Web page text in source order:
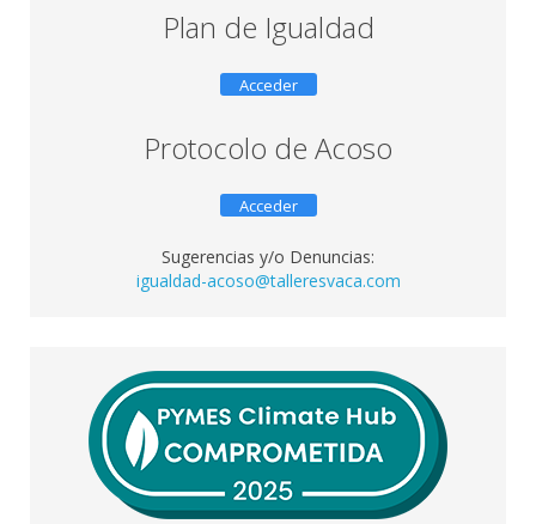
Plan de Igualdad
Acceder
Protocolo de Acoso
Acceder
Sugerencias y/o Denuncias:
igualdad-acoso@talleresvaca.com